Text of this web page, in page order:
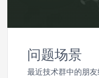
问题场景
最近技术群中的朋